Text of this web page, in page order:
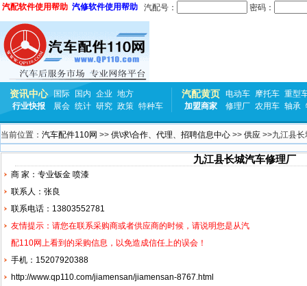
汽配软件使用帮助 汽修软件使用帮助 汽配号： 密码：
资讯中心 国际 国内 企业 地方
行业快报
展会 统计 研究 政策 特种车
汽配黄页 电动车 摩托车 重型
加盟商家
修理厂 农用车 轴承
当前位置： 汽车配件110网 >> 供\求\合作、代理、招聘信息中心 >> 供应 >>九江县
九江县长城汽车修理厂
商 家：专业钣金 喷漆
联系人：张良
联系电话：13803552781
友情提示：请您在联系采购商或者供应商的时候，请说明您是从汽
配110网上看到的采购信息，以免造成信任上的误会！
手机：15207920388
http://www.qp110.com/jiamensan/jiamensan-8767.html